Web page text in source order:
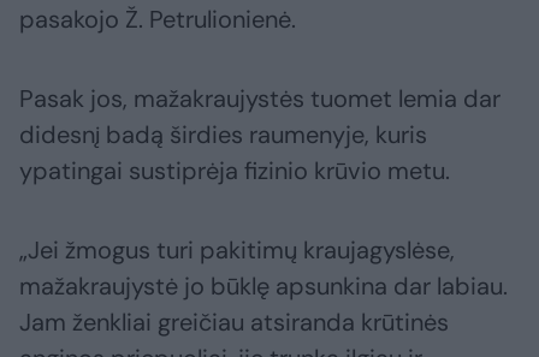
pasakojo Ž. Petrulionienė.
Pasak jos, mažakraujystės tuomet lemia dar
didesnį badą širdies raumenyje, kuris
ypatingai sustiprėja fizinio krūvio metu.
„Jei žmogus turi pakitimų kraujagyslėse,
mažakraujystė jo būklę apsunkina dar labiau.
Jam ženkliai greičiau atsiranda krūtinės